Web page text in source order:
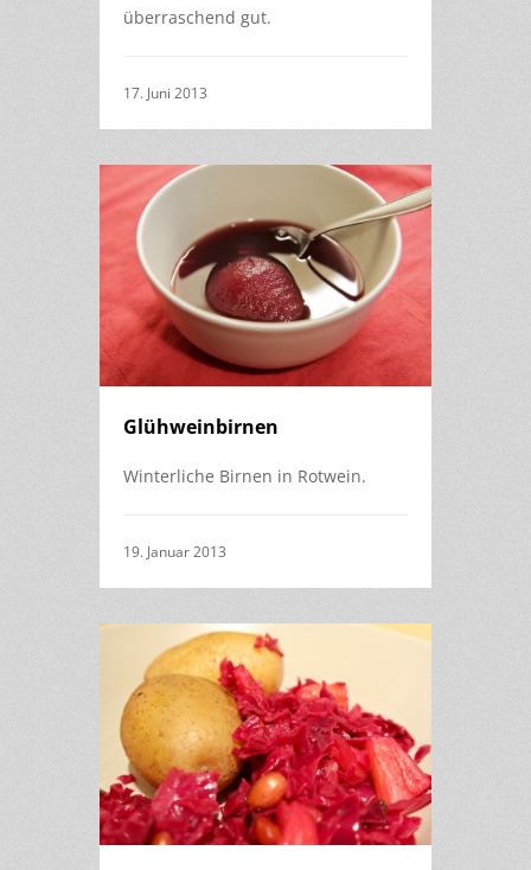
überraschend gut.
17. Juni 2013
Glühweinbirnen
Winterliche Birnen in Rotwein.
19. Januar 2013